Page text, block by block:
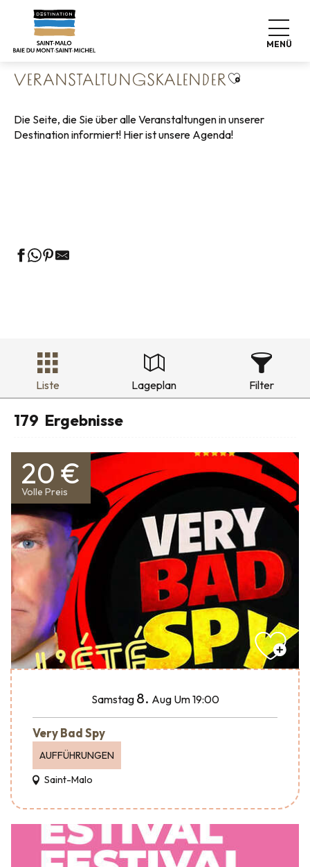
contenu
MENÜ
Startseite
Veranstaltungskalender
VERANSTALTUNGSKALENDERAjouter aux
Die Seite, die Sie über alle Veranstaltungen in unserer
Destination informiert! Hier ist unsere Agenda!
Liste Lageplan Filter
179 Ergebnisse
20 €
Volle Preis
Samstag 8. Aug Um 19:00
Very Bad Spy
AUFFÜHRUNGEN
Saint-Malo